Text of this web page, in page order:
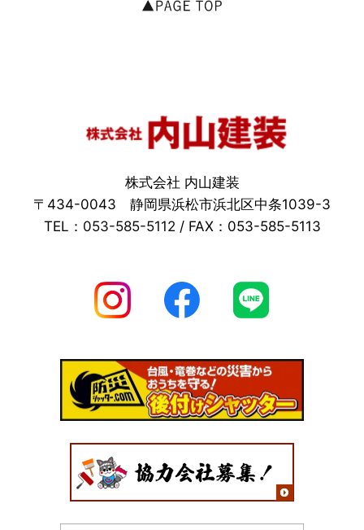
株式会社 内山建装
〒434-0043 静岡県浜松市浜北区中条1039-3
TEL： 053-585-5112 / FAX：053-585-5113